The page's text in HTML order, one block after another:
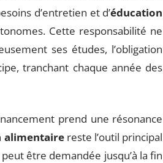
d’entretien et d’éducation
Cette responsabilité ne
ses études, l’obligation
tranchant chaque année des
prend une résonance
alimentairereste l’outil principal
être demandée jusqu’à la fin